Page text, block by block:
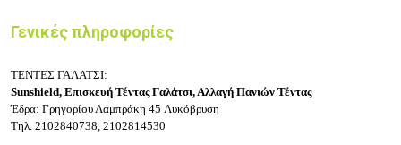
Γενικές πληροφορίες
ΤΕΝΤΕΣ ΓΑΛΑΤΣΙ:
Sunshield, Επισκευή Τέντας Γαλάτσι, Αλλαγή Πανιών Τέντας
Έδρα: Γρηγορίου Λαμπράκη 45 Λυκόβρυση
Τηλ. 2102840738, 2102814530